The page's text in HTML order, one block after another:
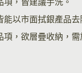
，皆建議手洗。
以市面拭銀產品
，欲層疊收納，